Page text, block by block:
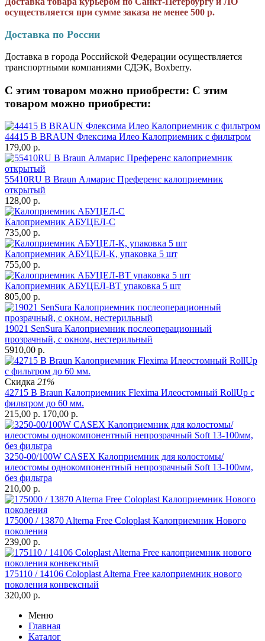
осуществляется при сумме заказа не менее 500 р.
Доставка по России
Доставка в города Российской Федерации осуществляется
транспортными компаниями СДЭК, Boxberry.
С этим товаром можно приобрести: С этим
товаром можно приобрести:
44415 B BRAUN Флексима Илео Калоприемник с фильтром
179,00 р.
55410RU B Braun Алмарис Преференс калоприемник
открытый
128,00 р.
Калоприемник АБУЦЕЛ-С
735,00 р.
Калоприемник АБУЦЕЛ-К, упаковка 5 шт
755,00 р.
Калоприемник АБУЦЕЛ-ВТ упаковка 5 шт
805,00 р.
19021 SenSura Калоприемник послеоперационный
прозрачный, с окном, нестерильный
5910,00 р.
Скидка 21%
42715 B Braun Калоприемник Flexima Илеостомный RollUp с
фильтром до 60 мм.
215,00 р. 170,00 р.
3250-00/100W CASEX Калоприемник для колостомы/
илеостомы однокомпонентный непрозрачный Soft 13-100мм,
без фильтра
210,00 р.
175000 / 13870 Alterna Free Coloplast Калоприемник Нового
поколения
239,00 р.
175110 / 14106 Coloplast Alterna Free калоприемник нового
поколения конвексный
320,00 р.
Меню
Главная
Каталог